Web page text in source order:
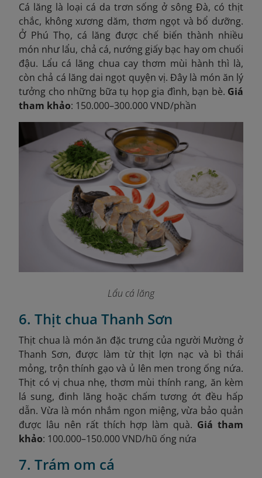
Cá lăng là loại cá da trơn sống ở sông Đà, có thịt
chắc, không xương dăm, thơm ngọt và bổ dưỡng.
Ở Phú Thọ, cá lăng được chế biến thành nhiều
món như lẩu, chả cá, nướng giấy bạc hay om chuối
đậu. Lẩu cá lăng chua cay thơm mùi hành thì là,
còn chả cá lăng dai ngọt quyện vị. Đây là món ăn lý
tưởng cho những bữa tụ họp gia đình, bạn bè. Giá
tham khảo: 150.000–300.000 VND/phần
Lẩu cá lăng
6. Thịt chua Thanh Sơn
Thịt chua là món ăn đặc trưng của người Mường ở
Thanh Sơn, được làm từ thịt lợn nạc và bì thái
mỏng, trộn thính gạo và ủ lên men trong ống nứa.
Thịt có vị chua nhẹ, thơm mùi thính rang, ăn kèm
lá sung, đinh lăng hoặc chấm tương ớt đều hấp
dẫn. Vừa là món nhắm ngon miệng, vừa bảo quản
được lâu nên rất thích hợp làm quà. Giá tham
khảo: 100.000–150.000 VND/hũ ống nứa
7. Trám om cá